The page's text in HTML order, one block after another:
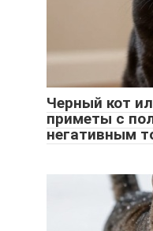
Черный кот
приметы с
негативным